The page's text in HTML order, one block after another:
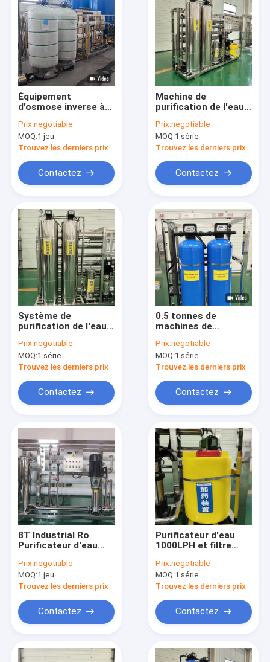
Produits
VR Show
A propos de nous
Visite d'usine
Contact
Demande de soumission
Équipement de traitement de l'eau d'osmose d'inversion
Équipement pour l'eau pure
Système d'eau ultrapure EDI
Ro Membranes d'osmose inverse
Équipement de filtrage d'adoucissement
Équipement de traitement de l'eau par ultrafiltration
Machine de remplissage de liquide
Machine à eau pure commerciale
Équipement
d'osmose inverse à
purification
commerciale de l'eau
Prix:negotiable
MOQ:1 jeu
Trouvez les derniers prix
Contactez
Machine de
purification de l'eau
industrielle
Prix:negotiable
MOQ:1 série
Trouvez les derniers prix
Contactez
Système de
purification de l'eau
inverse commerciale
à deux étapes
Prix:negotiable
MOQ:1 série
Trouvez les derniers prix
Contactez
0.5 tonnes de
machines de
équipées d'un filtre à
osmose inverse en
bois
Prix:negotiable
MOQ:1 série
Trouvez les derniers prix
Contactez
8T Industrial Ro
Purificateur d'eau
de membrane
Équipement
d'osmose inverse
Prix:negotiable
MOQ:1 jeu
Trouvez les derniers prix
Contactez
Purificateur d'eau
1000LPH et filtre
purification RO
machine à osmose
inverse
Prix:negotiable
MOQ:1 série
Trouvez les derniers prix
Contactez